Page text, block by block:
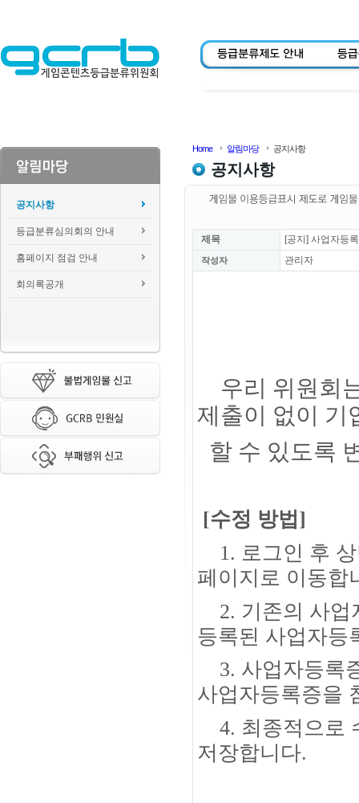
공지사항
등급분류심의회의 안내
홈페이지 점검 안내
회의록공개
Home 알림마당 공지사항
공지사항
제목 [공지] 사업자등
작성자 관리자
우리 위원회
제출이 없이 기
할 수 있도록
[수정 방법]
1. 로그인 후 상
페이지로 이동합
2. 기존의 사
등록된 사업자등
3. 사업자등록
사업자등록증을
4. 최종적으로
저장합니다.